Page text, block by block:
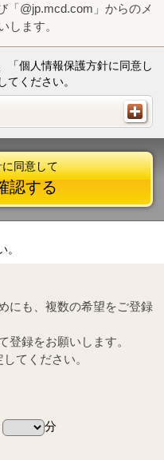
「@jp.mcd.com」からのメ
します。
「個人情報保護方針に同意し
てください。
同意して
認する
。
にも、複数の希望をご登録
録をお願いします。
てください。
分